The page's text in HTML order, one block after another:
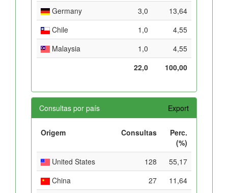
Germany
3,0
13,64
Chile
1,0
4,55
Malaysia
1,0
4,55
22,0
100,00
Consultas por país Export
Origem Consultas
Perc.
(%)
United States
128
55,17
China
27
11,64